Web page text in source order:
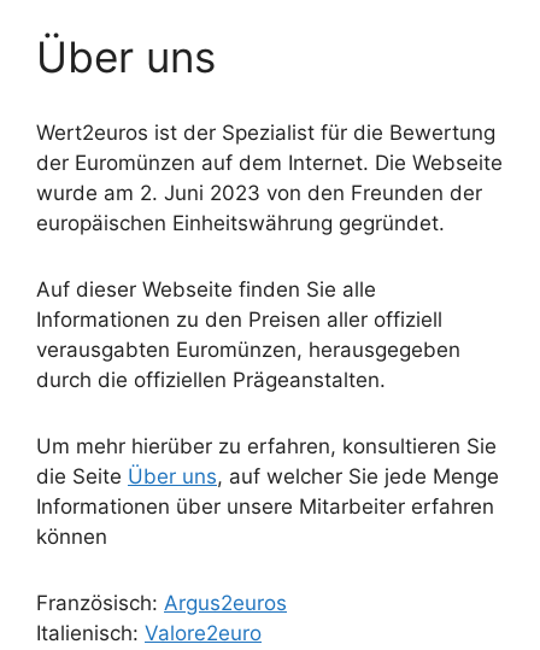
Über uns
Wert2euros ist der Spezialist für die Bewertung
der Euromünzen auf dem Internet. Die Webseite
wurde am 2. Juni 2023 von den Freunden der
europäischen Einheitswährung gegründet.
Auf dieser Webseite finden Sie alle
Informationen zu den Preisen aller offiziell
verausgabten Euromünzen, herausgegeben
durch die offiziellen Prägeanstalten.
Um mehr hierüber zu erfahren, konsultieren Sie
die Seite Über uns, auf welcher Sie jede Menge
Informationen über unsere Mitarbeiter erfahren
können
Französisch: Argus2euros
Italienisch: Valore2euro